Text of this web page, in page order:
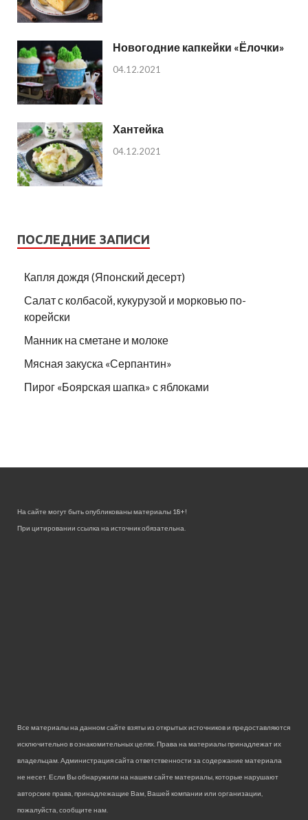
Новогодние капкейки «Ёлочки»
04.12.2021
Хантейка
04.12.2021
ПОСЛЕДНИЕ ЗАПИСИ
Капля дождя (Японский десерт)
Салат с колбасой, кукурузой и морковью по-
корейски
Манник на сметане и молоке
Мясная закуска «Серпантин»
Пирог «Боярская шапка» с яблоками
На сайте могут быть опубликованы материалы 18+!
При цитировании ссылка на источник обязательна.
Все материалы на данном сайте взяты из открытых источников и предоставляются
исключительно в ознакомительных целях. Права на материалы принадлежат их
владельцам. Администрация сайта ответственности за содержание материала
не несет. Если Вы обнаружили на нашем сайте материалы, которые нарушают
авторские права, принадлежащие Вам, Вашей компании или организации,
пожалуйста, сообщите нам.